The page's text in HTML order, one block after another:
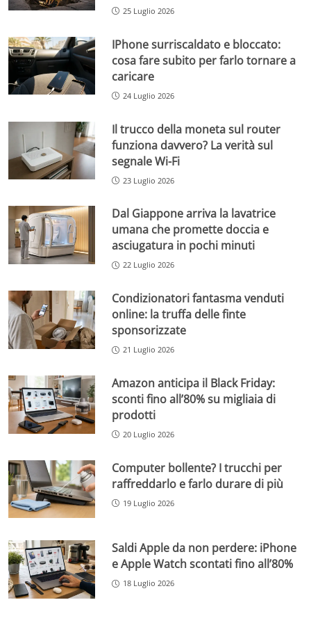
25 Luglio 2026
IPhone surriscaldato e bloccato:
cosa fare subito per farlo tornare a
caricare
24 Luglio 2026
Il trucco della moneta sul router
funziona davvero? La verità sul
segnale Wi-Fi
23 Luglio 2026
Dal Giappone arriva la lavatrice
umana che promette doccia e
asciugatura in pochi minuti
22 Luglio 2026
Condizionatori fantasma venduti
online: la truffa delle finte
sponsorizzate
21 Luglio 2026
Amazon anticipa il Black Friday:
sconti fino all’80% su migliaia di
prodotti
20 Luglio 2026
Computer bollente? I trucchi per
raffreddarlo e farlo durare di più
19 Luglio 2026
Saldi Apple da non perdere: iPhone
e Apple Watch scontati fino all’80%
18 Luglio 2026